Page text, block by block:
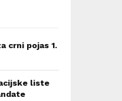
crni pojas 1.
liste